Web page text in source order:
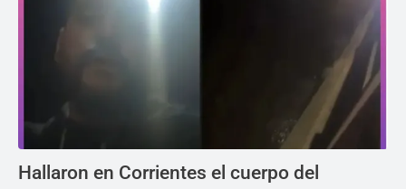
Hallaron en Corrientes el cuerpo del